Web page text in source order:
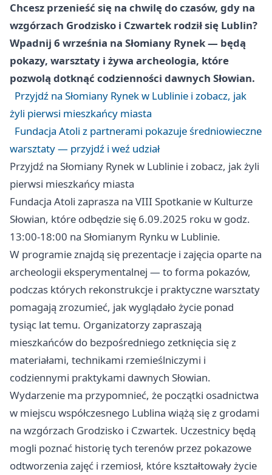
Chcesz przenieść się na chwilę do czasów, gdy na
wzgórzach Grodzisko i Czwartek rodził się Lublin?
Wpadnij 6 września na Słomiany Rynek — będą
pokazy, warsztaty i żywa archeologia, które
pozwolą dotknąć codzienności dawnych Słowian.
Przyjdź na Słomiany Rynek w Lublinie i zobacz, jak
żyli pierwsi mieszkańcy miasta
Fundacja Atoli z partnerami pokazuje średniowieczne
warsztaty — przyjdź i weź udział
Przyjdź na Słomiany Rynek w Lublinie i zobacz, jak żyli
pierwsi mieszkańcy miasta
Fundacja Atoli zaprasza na VIII Spotkanie w Kulturze
Słowian, które odbędzie się 6.09.2025 roku w godz.
13:00-18:00 na Słomianym Rynku w Lublinie.
W programie znajdą się prezentacje i zajęcia oparte na
archeologii eksperymentalnej — to forma pokazów,
podczas których rekonstrukcje i praktyczne warsztaty
pomagają zrozumieć, jak wyglądało życie ponad
tysiąc lat temu. Organizatorzy zapraszają
mieszkańców do bezpośredniego zetknięcia się z
materiałami, technikami rzemieślniczymi i
codziennymi praktykami dawnych Słowian.
Wydarzenie ma przypomnieć, że początki osadnictwa
w miejscu współczesnego Lublina wiążą się z grodami
na wzgórzach Grodzisko i Czwartek. Uczestnicy będą
mogli poznać historię tych terenów przez pokazowe
odtworzenia zajęć i rzemiosł, które kształtowały życie